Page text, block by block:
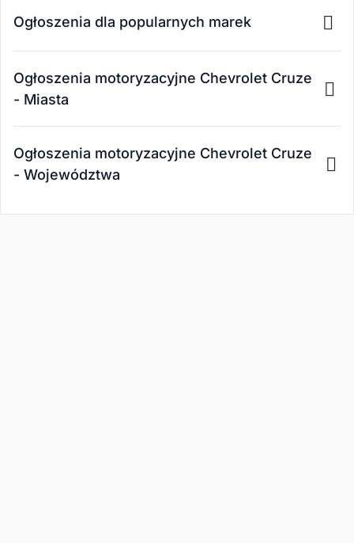
Ogłoszenia dla popularnych marek
Ogłoszenia motoryzacyjne Chevrolet Cruze
- Miasta
Ogłoszenia motoryzacyjne Chevrolet Cruze
- Województwa